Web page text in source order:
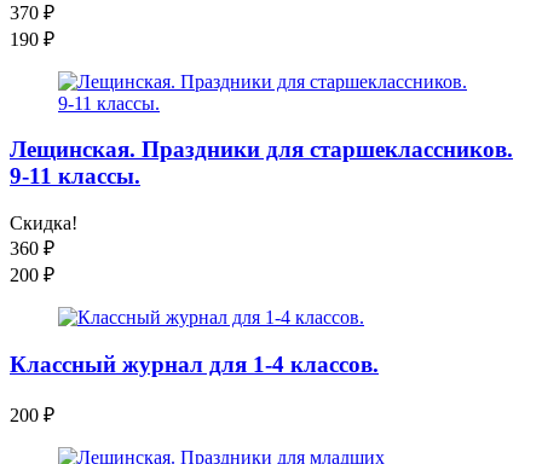
370 ₽
190 ₽
Лещинская. Праздники для старшеклассников.
9-11 классы.
Скидка!
360 ₽
200 ₽
Классный журнал для 1-4 классов.
200 ₽